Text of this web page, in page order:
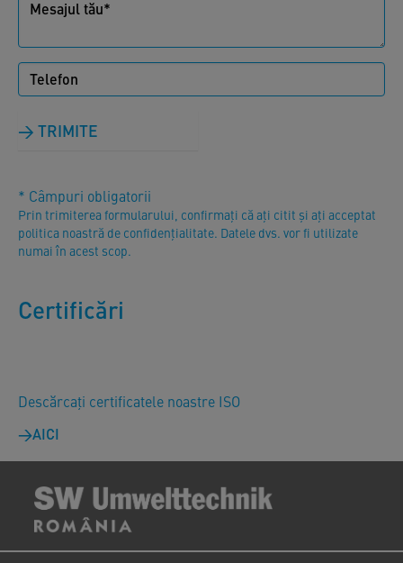
TRIMITE
* Câmpuri obligatorii
Prin trimiterea formularului, confirmați că ați citit și ați acceptat
politica noastră de confidențialitate. Datele dvs. vor fi utilizate
numai în acest scop.
Certificări
Descărcați certificatele noastre ISO
AICI